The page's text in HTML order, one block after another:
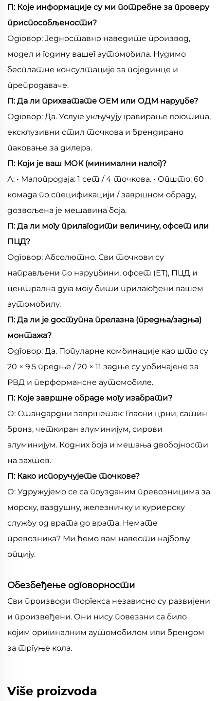
П: Које информације су ми потребне за проверу
приспособљености?
Одговор: Једноставно наведите производ,
модел и годину вашег аутомобила. Нудимо
бесплатне консултације за појединце и
препродаваче.
П: Да ли прихватате ОЕМ или ОДМ наруџбе?
Одговор: Да. Услуге укључују гравирање логотипа,
ексклузивни стил точкова и брендирано
паковање за дилера.
П: Који је ваш МОК (минимални налог)?
А: • Малопродаја: 1 сет / 4 точкова. • Општо: 60
комада по спецификацији / завршном обраду,
дозвољена је мешавина боја.
П: Да ли могу прилагодити величину, офсет или
ПЦД?
Одговор: Абсолютно. Сви точкови су
направљени по наруџбини, офсет (ЕТ), ПЦД и
централна дуга могу бити прилагођени вашем
аутомобилу.
П: Да ли је доступна прелазна (предња/задња)
монтажа?
Одговор: Да. Популарне комбинације као што су
20 × 9.5 предње / 20 × 11 задње су уобичајене за
РВД и перформансне аутомобиле.
П: Које завршне обраде могу изабрати?
О: Стандардни завршетак: Гласни црни, сатин
бронз, четкиран алуминијум, сирови
алуминијум. Кодних боја и мешања двобојности
на захтев.
П: Како испоручујете точкове?
О: Удружујемо се са поузданим превозницима за
морску, ваздушну, железничку и куриерску
службу од врата до врата. Немате
превозника? Ми ћемо вам навести најбољу
опцију.
Обезбеђење одговорности
Сви производи Форгекса независно су развијени
и произвеђени. Они нису повезани са било
којим оригиналним аутомобилом или брендом
за тргуње кола.
Više proizvoda